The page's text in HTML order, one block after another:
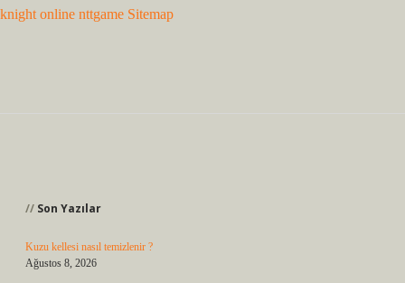
knight online nttgame Sitemap
Son Yazılar
Kuzu kellesi nasıl temizlenir ?
Ağustos 8, 2026